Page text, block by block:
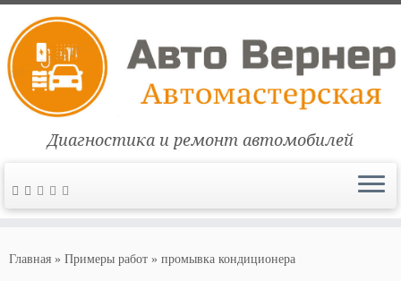
Диагностика и ремонт автомобилей
Главная » Примеры работ » промывка кондиционера